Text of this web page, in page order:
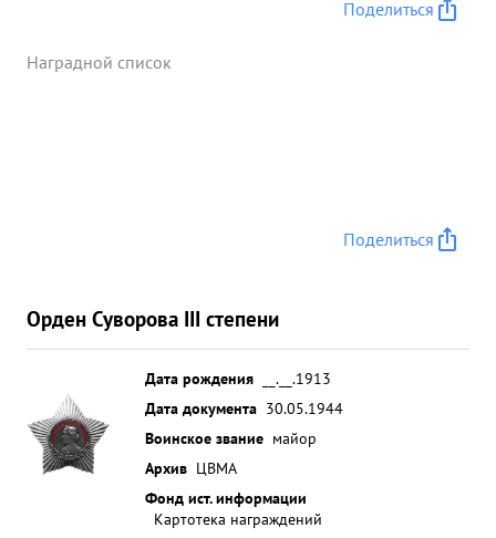
Поделиться
Наградной список
Поделиться
Орден Суворова III степени
Дата рождения
__.__.1913
Дата документа 30.05.1944
Воинское звание майор
Архив ЦВМА
Фонд ист. информации
Картотека награждений